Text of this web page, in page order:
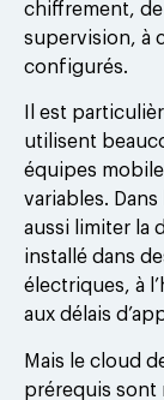
chiffrement,
supervision, à
configurés.
Il est
utilisent
équipes
variables.
aussi limiter la
installé dans
électriques, à
aux délais
Mais le cloud
prérequis sont